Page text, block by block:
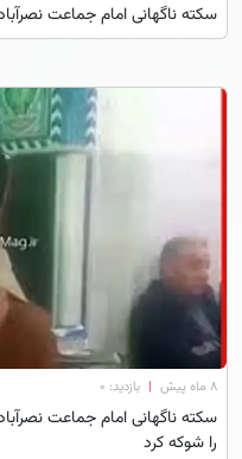
سکته ناگهانی امام جماعت
۸ ماه پیش | بازدید: 0
سکته ناگهانی امام جماعت
را شوکه کرد